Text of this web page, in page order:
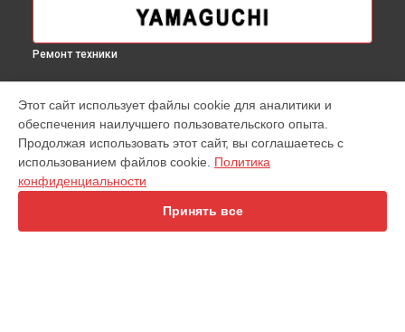
Ремонт техники
Беговая дорожка
Кофемашина
Массажное кресло
Массажер для ног
Эллиптический тренажер
Этот сайт использует файлы cookie для аналитики и
обеспечения наилучшего пользовательского опыта.
Продолжая использовать этот сайт, вы соглашаетесь с
использованием файлов cookie. Политика
конфиденциальности
Принять все